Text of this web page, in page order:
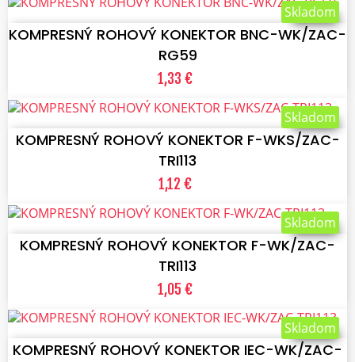
KOMPRESNÝ ROHOVÝ KONEKTOR BNC-WK/ZAC-
RG59
1,33 €
Skladom
VLOŽIŤ DO KOŠÍKA
KOMPRESNÝ ROHOVÝ KONEKTOR F-WKS/ZAC-
TRI113
1,12 €
Skladom
VLOŽIŤ DO KOŠÍKA
KOMPRESNÝ ROHOVÝ KONEKTOR F-WK/ZAC-
TRI113
1,05 €
Skladom
VLOŽIŤ DO KOŠÍKA
KOMPRESNÝ ROHOVÝ KONEKTOR IEC-WK/ZAC-
Skladom